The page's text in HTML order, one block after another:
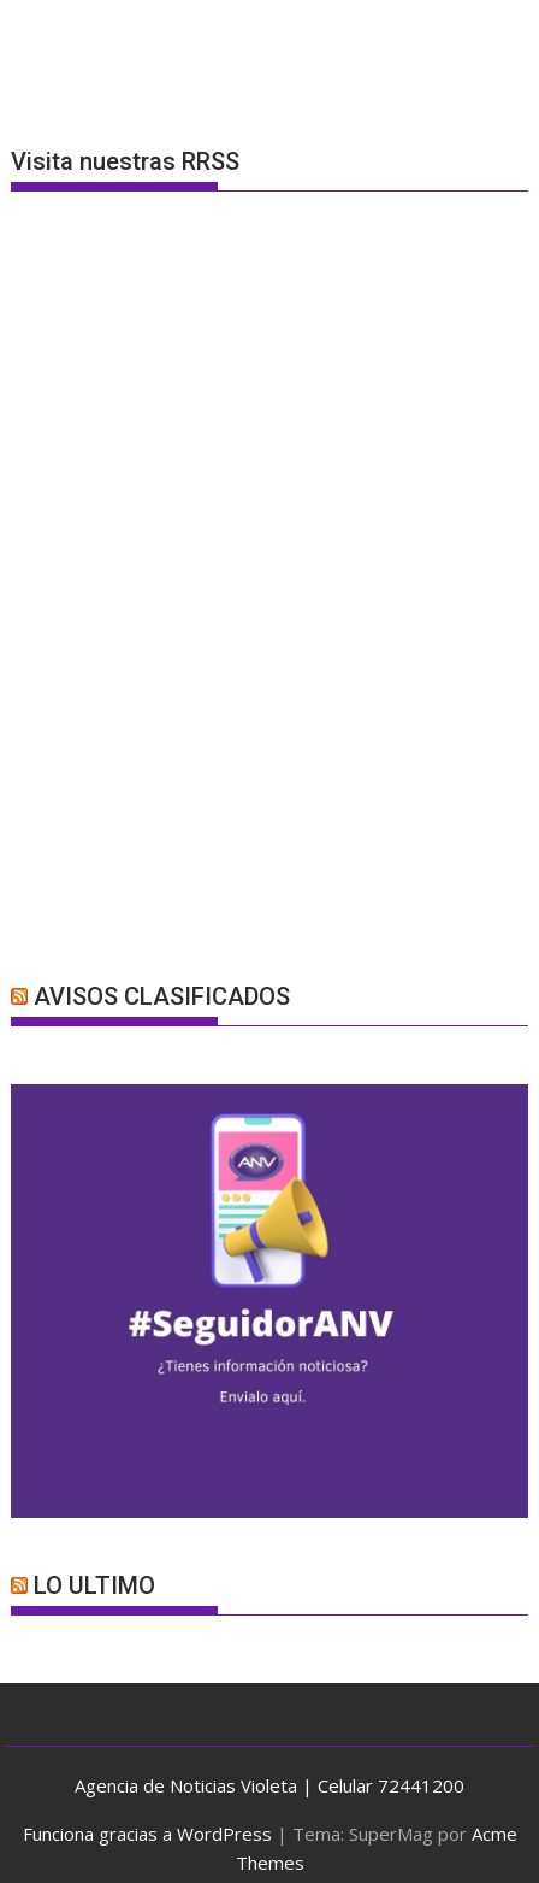
Visita nuestras RRSS
AVISOS CLASIFICADOS
LO ULTIMO
Agencia de Noticias Violeta | Celular 72441200
Funciona gracias a WordPress | Tema: SuperMag por Acme
Themes